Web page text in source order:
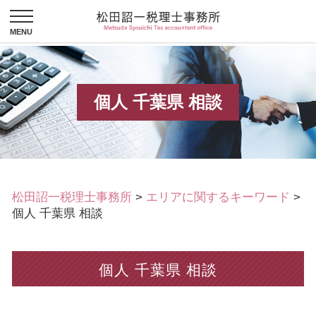
個人 千葉県 相談
松田詔一税理士事務所 > エリアに関するキーワード >
個人 千葉県 相談
個人 千葉県 相談